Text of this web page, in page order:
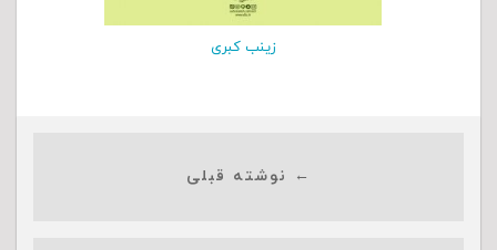
زینب کبری
← نوشته قبلی